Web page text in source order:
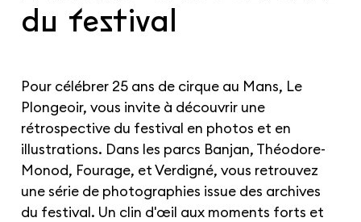
du festival
Pour célébrer 25 ans de cirque au Mans, Le
Plongeoir, vous invite à découvrir une
rétrospective du festival en photos et en
illustrations. Dans les parcs Banjan, Théodore-
Monod, Fourage, et Verdigné, vous retrouvez
une série de photographies issue des archives
du festival. Un clin d'œil aux moments forts et
Cartes cadeaux Contactez-nous !
S'abonner à la newsletter